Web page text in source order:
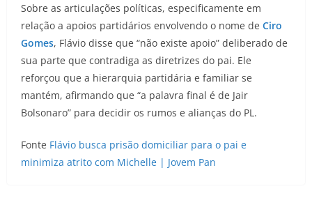
Sobre as articulações políticas, especificamente em
relação a apoios partidários envolvendo o nome de Ciro
Gomes, Flávio disse que “não existe apoio” deliberado de
sua parte que contradiga as diretrizes do pai. Ele
reforçou que a hierarquia partidária e familiar se
mantém, afirmando que “a palavra final é de Jair
Bolsonaro” para decidir os rumos e alianças do PL.
Fonte Flávio busca prisão domiciliar para o pai e
minimiza atrito com Michelle | Jovem Pan